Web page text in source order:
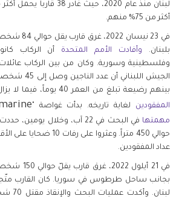
أكثر من 75% منهم.
في 23
بلبنان.
وأفادت الأمم المتحدة أن الركاب
وفلسطينية وسورية. وكان من بين الركاب
الجيش
بينهم رضيعة تبلغ من العمر 40 يوماً، فيما لا يزال الركاب
المفقودين لغاية تاريخه. بدأت غواصة "
مهمتها
في البحث في 22 آب، وخلال
حوالي 450 متراً. وعثروا على
عداد المفقودين.
في 21 أيلول
بجانب ساحل طرطوس في سوريا. كان القارب
لبنان. وأكدت عمليات البحث والإنقاذ مقتل 70 شخصاً على الأقل.